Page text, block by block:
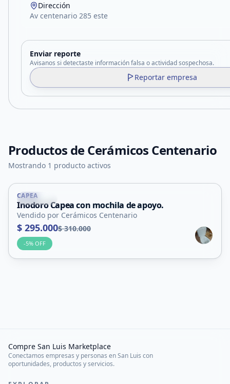
Dirección
Av centenario 285 este
Enviar reporte
Avisanos si detectaste información falsa o actividad sospechosa.
Reportar empresa
Productos deCerámicos Centenario
Mostrando 1 producto activos
Capital
CAPEA
Inodoro Capea con mochila de apoyo.
Vendido por Cerámicos Centenario
$ 295.000$ 310.000
-5% OFF
Compre San Luis Marketplace
Conectamos empresas y personas en San Luis con
oportunidades, productos y servicios.